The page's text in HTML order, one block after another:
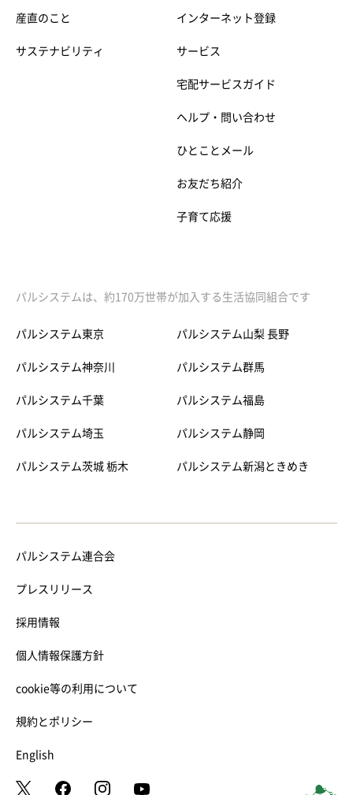
産直のこと
サステナビリティ
インターネット登録
サービス
宅配サービスガイド
ヘルプ・問い合わせ
ひとことメール
お友だち紹介
子育て応援
パルシステムは、約170万世帯が加入する生活協同組合です
パルシステム東京
パルシステム神奈川
パルシステム千葉
パルシステム埼玉
パルシステム茨城 栃木
パルシステム山梨 長野
パルシステム群馬
パルシステム福島
パルシステム静岡
パルシステム新潟ときめき
パルシステム連合会
プレスリリース
採用情報
個人情報保護方針
cookie等の利用について
規約とポリシー
English